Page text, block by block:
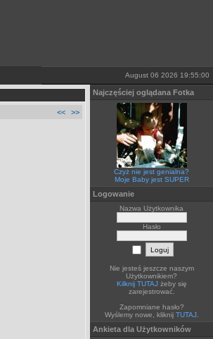
Jeżeli sobie tego nie życzysz wyłącz je lub opuść stronę.
August 06 2026 19:55:00
<< >>
Najczęściej oglądana Fotka
Czyż nie jest genialna?
Moje Baby jest SUPER
Logowanie
Nazwa Użytkownika
Hasło
Nie jesteś jeszcze naszym
Użytkownikiem?
Kilknij TUTAJżeby się
zarejestrować.
Zapomniane hasło?
Wyślemy nowe, kliknij TUTAJ.
Ankieta dla Użytkowników